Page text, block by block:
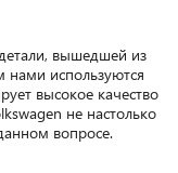
вышедшей из
нами используются
высокое качество
не настолько
вопросе.